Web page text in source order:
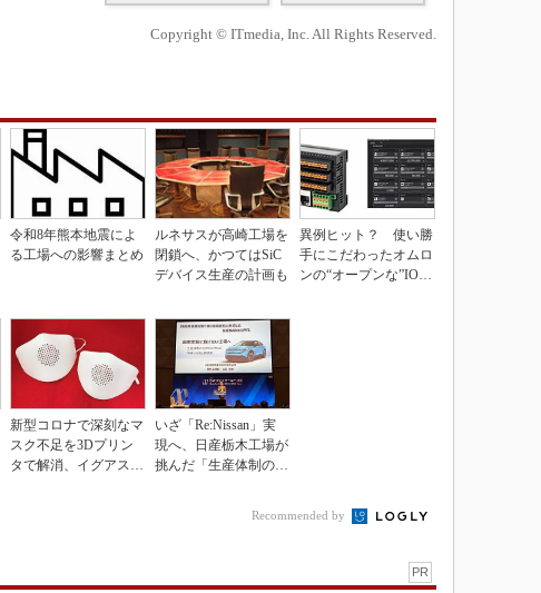
Copyright © ITmedia, Inc. All Rights Reserved.
令和8年熊本地震によ
る工場への影響まとめ
ルネサスが高崎工場を
閉鎖へ、かつてはSiC
デバイス生産の計画も
異例ヒット？ 使い勝
手にこだわったオムロ
ンの“オープンな”IO-L
新型コロナで深刻なマ
スク不足を3Dプリン
タで解消、イグアスが
いざ「Re:Nissan」実
現へ、日産栃木工場が
挑んだ「生産体制の比
Recommended by
PR